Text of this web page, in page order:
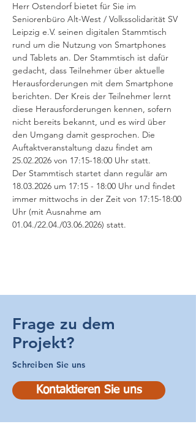
Herr Ostendorf bietet für Sie im
Seniorenbüro Alt-West / Volkssolidarität SV
Leipzig e.V. seinen digitalen Stammtisch
rund um die Nutzung von Smartphones
und Tablets an. Der Stammtisch ist dafür
gedacht, dass Teilnehmer über aktuelle
Herausforderungen mit dem Smartphone
berichten. Der Kreis der Teilnehmer lernt
diese Herausforderungen kennen, sofern
nicht bereits bekannt, und es wird über
den Umgang damit gesprochen. Die
Auftaktveranstaltung dazu findet am
25.02.2026 von 17:15-18:00 Uhr statt.
Der Stammtisch startet dann regulär am
18.03.2026 um 17:15 - 18:00 Uhr und findet
immer mittwochs in der Zeit von 17:15-18:00
Uhr (mit Ausnahme am
01.04./22.04./03.06.2026) statt.
Frage zu dem
Projekt?
Schreiben Sie uns
Kontaktieren Sie uns